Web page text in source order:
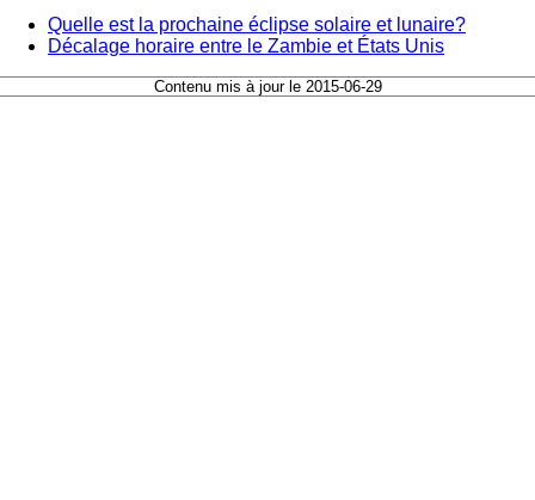
Quelle est la prochaine éclipse solaire et lunaire?
Décalage horaire entre le Zambie et États Unis
Contenu mis à jour le 2015-06-29